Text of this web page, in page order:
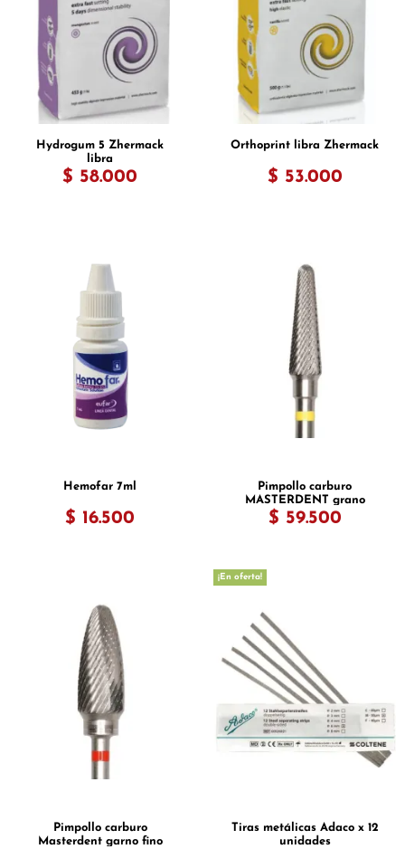
Hydrogum 5 Zhermack
libra
$ 58.000
Orthoprint libra Zhermack
$ 53.000
Hemofar 7ml
$ 16.500
Pimpollo carburo
MASTERDENT grano
superfino
$ 59.500
Pimpollo carburo
Masterdent garno fino
¡En oferta!
Tiras metálicas Adaco x 12
unidades